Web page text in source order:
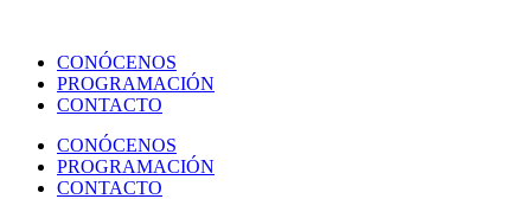
CONÓCENOS
PROGRAMACIÓN
CONTACTO
CONÓCENOS
PROGRAMACIÓN
CONTACTO